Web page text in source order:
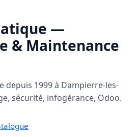
—
& Maintenance
depuis 1999 à Dampierre-les-
sécurité, infogérance, Odoo.